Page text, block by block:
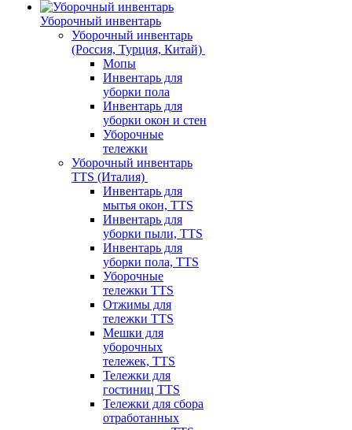
Уборочный инвентарь
Уборочный инвентарь
(Россия, Турция, Китай)
Мопы
Инвентарь для
уборки пола
Инвентарь для
уборки окон и стен
Уборочные
тележки
Уборочный инвентарь
TTS (Италия)
Инвентарь для
мытья окон, TTS
Инвентарь для
уборки пыли, TTS
Инвентарь для
уборки пола, TTS
Уборочные
тележки TTS
Отжимы для
тележки TTS
Мешки для
уборочных
тележек, TTS
Тележки для
гостиниц TTS
Тележки для сбора
отработанных